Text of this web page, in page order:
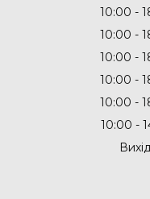
10:00
10:00
10:00
10:00
10:00
10:00